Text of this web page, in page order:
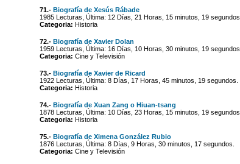
71.- Biografía de Xesús Rábade
1985 Lecturas, Última: 12 Días, 21 Horas, 15 minutos, 19 segundos.
Categoria: Historia
72.- Biografía de Xavier Dolan
1959 Lecturas, Última: 16 Días, 10 Horas, 30 minutos, 19 segundos.
Categoria: Cine y Televisión
73.- Biografía de Xavier de Ricard
1922 Lecturas, Última: 8 Días, 17 Horas, 45 minutos, 19 segundos.
Categoria: Historia
74.- Biografía de Xuan Zang o Hiuan-tsang
1878 Lecturas, Última: 10 Días, 23 Horas, 15 minutos, 19 segundos.
Categoria: Historia
75.- Biografía de Ximena González Rubio
1876 Lecturas, Última: 8 Días, 9 Horas, 30 minutos, 17 segundos.
Categoria: Cine y Televisión